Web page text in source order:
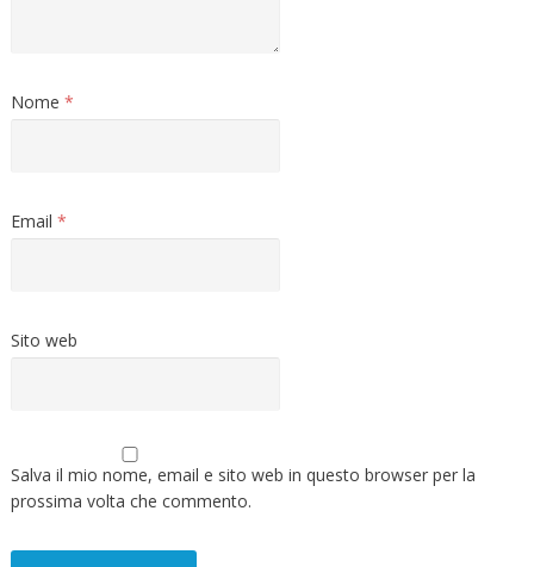
Nome *
Email *
Sito web
Salva il mio nome, email e sito web in questo browser per la
prossima volta che commento.